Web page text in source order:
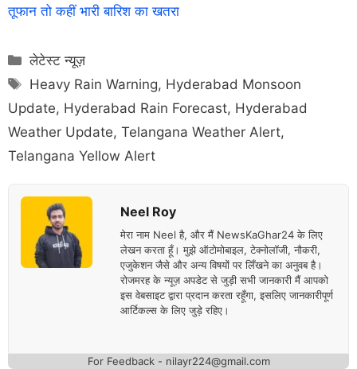
तूफान तो कहीं भारी बारिश का खतरा
Categories
लेटेस्ट न्यूज़
Tags
Heavy Rain Warning, Hyderabad Monsoon
Update, Hyderabad Rain Forecast, Hyderabad
Weather Update, Telangana Weather Alert,
Telangana Yellow Alert
Neel Roy
मेरा नाम Neel है, और मैं NewsKaGhar24 के लिए
लेखन करता हूँ। मुझे ऑटोमोबाइल, टेक्नोलॉजी, नौकरी,
एजुकेशन जैसे और अन्य विषयों पर लिँखने का अनुवब है।
रोजमरह के न्यूज़ अपडेट से जुड़ी सभी जानकारी मैं आपको
इस वेबसाइट द्वारा प्रदान करता रहूँगा, इसलिए जानकारीपूर्ण
आर्टिकल्स के लिए जुड़े रहिए।
For Feedback - nilayr224@gmail.com